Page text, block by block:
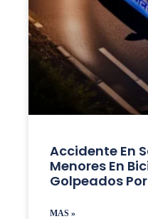
Accidente En
Menores En
Golpeados
MAS »